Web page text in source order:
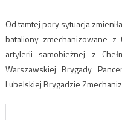
Od tamtej pory sytuacja
bataliony zmechanizowane z
artylerii samobieżnej z
Warszawskiej Brygady
Lubelskiej Brygadzie